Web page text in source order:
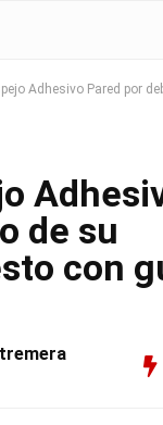
Adhesivo Pared por
de su
con